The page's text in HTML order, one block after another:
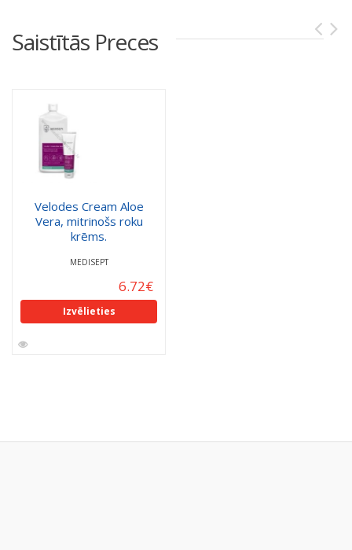
Saistītās Preces
Velodes Cream Aloe
Vera, mitrinošs roku
krēms.
MEDISEPT
6.72€
Izvēlieties